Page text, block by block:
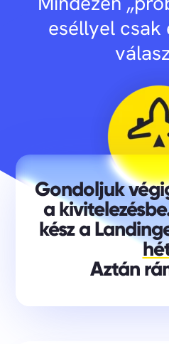
eséllyel csak
Gondoljuk
a
kész a
Aztán